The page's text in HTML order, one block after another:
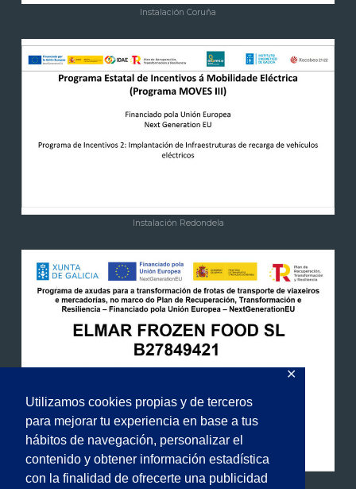
Utilizamos cookies propias y de terceros
para mejorar tu experiencia en base a tus
hábitos de navegación, personalizar el
contenido y obtener información estadística
con la finalidad de ofrecerte una publicidad
✕
Instalación Coruña
Instalación Redondela